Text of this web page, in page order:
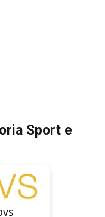
Sport e